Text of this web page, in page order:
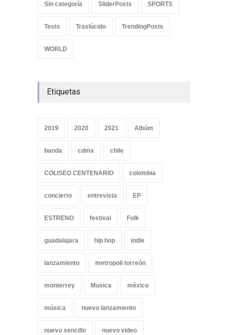
Sin categoría SliderPosts SPORTS
Tests Traslúcido TrendingPosts
WORLD
Etiquetas
2019 2020 2021 Albúm
banda cdmx chile
COLISEO CENTENARIO colombia
concierto entrevista EP
ESTRENO festival Folk
guadalajara hip hop indie
lanzamiento metropoli torreón
monterrey Musica méxico
música nuevo lanzamiento
nuevo sencillo nuevo video